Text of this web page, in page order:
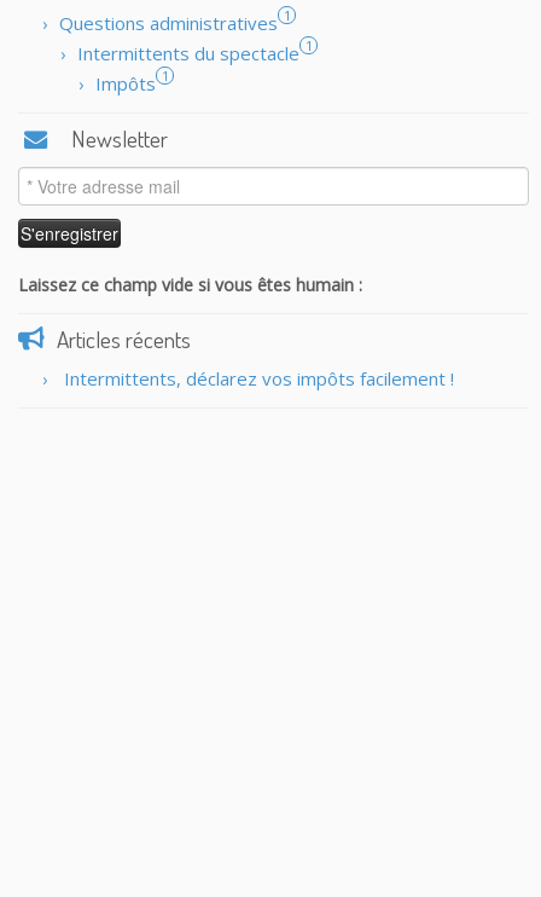
Questions administratives 1
Intermittents du spectacle 1
Impôts 1
Newsletter
Laissez ce champ vide si vous êtes humain :
Articles récents
Intermittents, déclarez vos impôts facilement !